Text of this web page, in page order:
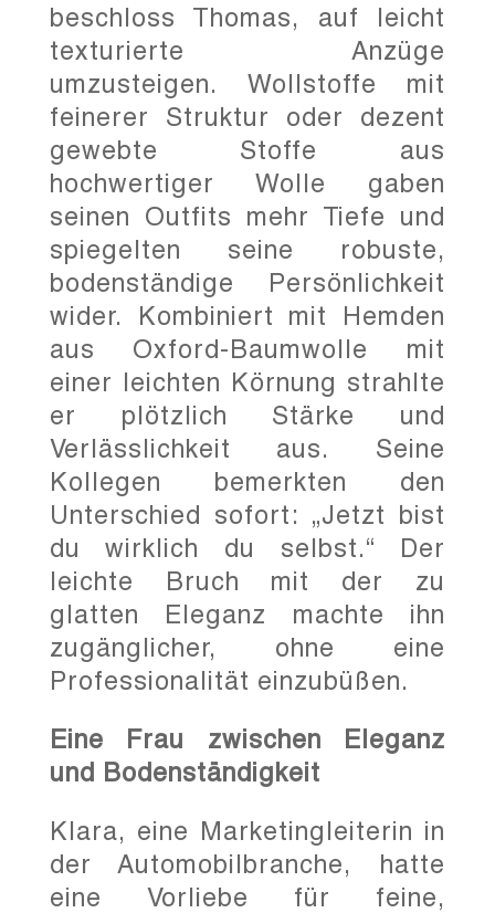
beschloss Thomas, auf leicht
texturierte Anzüge
umzusteigen. Wollstoffe mit
feinerer Struktur oder dezent
gewebte Stoffe aus
hochwertiger Wolle gaben
seinen Outfits mehr Tiefe und
spiegelten seine robuste,
bodenständige Persönlichkeit
wider. Kombiniert mit Hemden
aus Oxford-Baumwolle mit
einer leichten Körnung strahlte
er plötzlich Stärke und
Verlässlichkeit aus. Seine
Kollegen bemerkten den
Unterschied sofort: „Jetzt bist
du wirklich du selbst.“ Der
leichte Bruch mit der zu
glatten Eleganz machte ihn
zugänglicher, ohne eine
Professionalität einzubüßen.
Eine Frau zwischen Eleganz
und Bodenständigkeit
Klara, eine Marketingleiterin in
der Automobilbranche, hatte
eine Vorliebe für feine,